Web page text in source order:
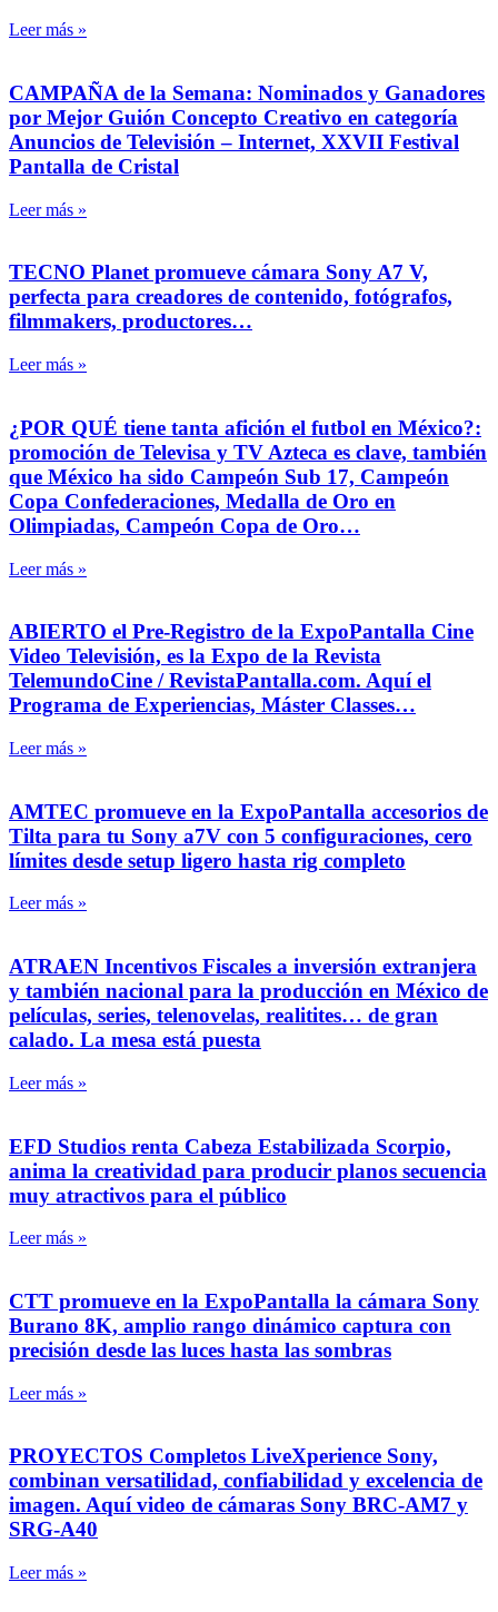
Leer más »
CAMPAÑA de la Semana: Nominados y Ganadores
por Mejor Guión Concepto Creativo en categoría
Anuncios de Televisión – Internet, XXVII Festival
Pantalla de Cristal
Leer más »
TECNO Planet promueve cámara Sony A7 V,
perfecta para creadores de contenido, fotógrafos,
filmmakers, productores…
Leer más »
¿POR QUÉ tiene tanta afición el futbol en México?:
promoción de Televisa y TV Azteca es clave, también
que México ha sido Campeón Sub 17, Campeón
Copa Confederaciones, Medalla de Oro en
Olimpiadas, Campeón Copa de Oro…
Leer más »
ABIERTO el Pre-Registro de la ExpoPantalla Cine
Video Televisión, es la Expo de la Revista
TelemundoCine / RevistaPantalla.com. Aquí el
Programa de Experiencias, Máster Classes…
Leer más »
AMTEC promueve en la ExpoPantalla accesorios de
Tilta para tu Sony a7V con 5 configuraciones, cero
límites desde setup ligero hasta rig completo
Leer más »
ATRAEN Incentivos Fiscales a inversión extranjera
y también nacional para la producción en México de
películas, series, telenovelas, realitites… de gran
calado. La mesa está puesta
Leer más »
EFD Studios renta Cabeza Estabilizada Scorpio,
anima la creatividad para producir planos secuencia
muy atractivos para el público
Leer más »
CTT promueve en la ExpoPantalla la cámara Sony
Burano 8K, amplio rango dinámico captura con
precisión desde las luces hasta las sombras
Leer más »
PROYECTOS Completos LiveXperience Sony,
combinan versatilidad, confiabilidad y excelencia de
imagen. Aquí video de cámaras Sony BRC-AM7 y
SRG-A40
Leer más »